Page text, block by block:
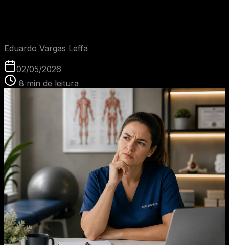
Eduardo Vargas Leffa
02/05/2026
8 min de leitura